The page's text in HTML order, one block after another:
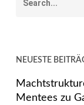
NEUESTE
Mentees zu